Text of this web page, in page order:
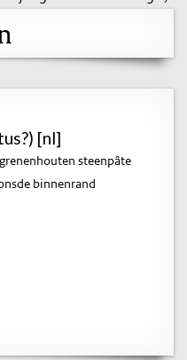
[nl]
steenpâte
binnenrand